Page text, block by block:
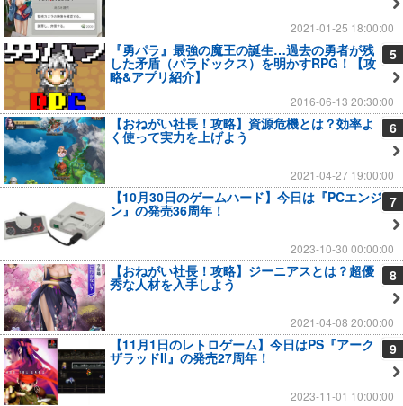
2021-01-25 18:00:00
5
『勇パラ』最強の魔王の誕生…過去の勇者が残
した矛盾（パラドックス）を明かすRPG！【攻
略&アプリ紹介】
2016-06-13 20:30:00
6
【おねがい社長！攻略】資源危機とは？効率よ
く使って実力を上げよう
2021-04-27 19:00:00
7
【10月30日のゲームハード】今日は『PCエンジ
ン』の発売36周年！
2023-10-30 00:00:00
8
【おねがい社長！攻略】ジーニアスとは？超優
秀な人材を入手しよう
2021-04-08 20:00:00
9
【11月1日のレトロゲーム】今日はPS『アーク
ザラッドII』の発売27周年！
2023-11-01 10:00:00